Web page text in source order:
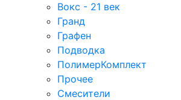
Вокс - 21 век
Гранд
Графен
Подводка
ПолимерКомплект
Прочее
Смесители